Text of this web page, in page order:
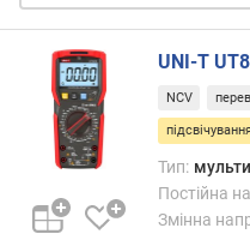
у
к
а
м
и
з
а
UNI-T
NCV
Тип:
Постійна
Змінна